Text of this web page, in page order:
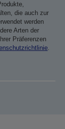
die auch zur
werden
Arten der
Präferenzen
.